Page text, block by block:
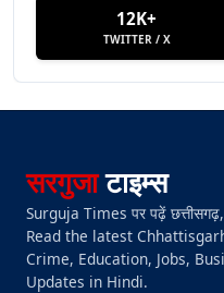
12K+
TWITTER / X
सरगुजाटाइम्स
Surguja Times पर पढ़ें
Read the latest
Crime, Education, Jobs,
Updates in Hindi.